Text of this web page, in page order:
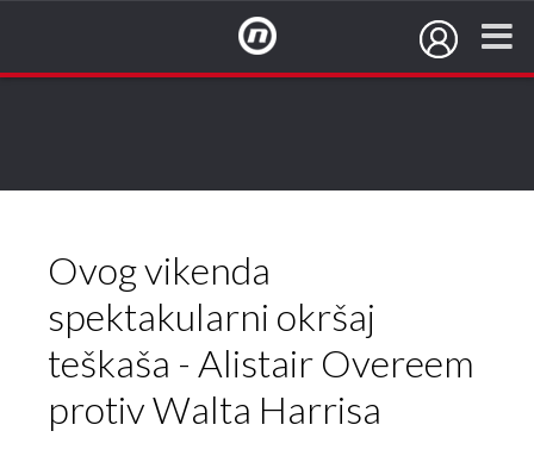
Ovog vikenda
spektakularni okršaj
teškaša - Alistair Overeem
protiv Walta Harrisa